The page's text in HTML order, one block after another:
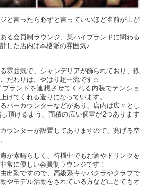
と言ったら必ずと言っていいほど名前が上が
る会員制ラウンジ、某ハイブランドに関わる
した店内は本格派の雰囲気♪
雰囲気で、シャンデリアが飾られており、鉄
だわりは、やはり超一流です☆
ランドを連想させてくれる内装でテンショ
げてくれる造りになっています。
バーカウンターなどがあり、店内は広々とし
頂けるよう、面積の広い個室が2つあります
ウンターが設置してありますので、寛げる空
が素晴らしく、待機中でもお酒やドリンクを
常に優しい会員制ラウンジです！
出勤ですので、高級系キャバクラやクラブで
やモデル活動をされている方などにとてもオ